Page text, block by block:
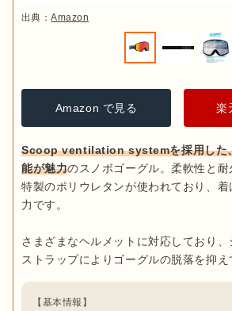
出典：Amazon
Amazon で見る 楽
Scoop ventilation systemを採用した
能が魅力のスノボゴーグル。柔軟性と
特製のポリウレタンが使われており、
力です。
さまざまなヘルメットに対応しており